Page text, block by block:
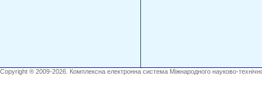
Copyright ® 2009-2026. Комплексна електронна система Міжнародного науково-